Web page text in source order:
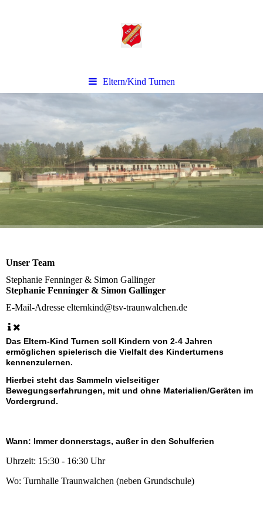
Eltern/Kind Turnen
Unser Team
Stephanie Fenninger & Simon Gallinger
Stephanie Fenninger & Simon Gallinger
E-Mail-Adresse elternkind@tsv-traunwalchen.de
Das Eltern-Kind Turnen soll Kindern von 2-4 Jahren
ermöglichen spielerisch die Vielfalt des Kinderturnens
kennenzulernen.
Hierbei steht das Sammeln vielseitiger
Bewegungserfahrungen, mit und ohne Materialien/Geräten im
Vordergrund.
Wann: Immer donnerstags, außer in den Schulferien
Uhrzeit: 15:30 - 16:30 Uhr
Wo: Turnhalle Traunwalchen (neben Grundschule)